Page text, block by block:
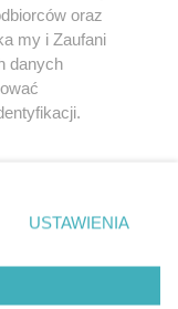
oraz
my i Zaufani
danych
prywatności
zgody
się takiemu
USTAWIENIA